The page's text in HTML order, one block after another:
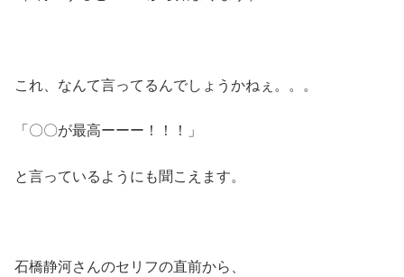
これ、なんて言ってるんでしょうかねぇ。。。
「〇〇が最高ーーー！！！」
と言っているようにも聞こえます。
石橋静河さんのセリフの直前から、